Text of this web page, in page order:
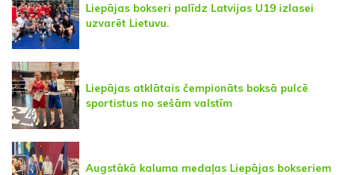
Liepājas bokseri palīdz Latvijas U19 izlasei
uzvarēt Lietuvu.
Liepājas atklātais čempionāts boksā pulcē
sportistus no sešām valstīm
Augstākā kaluma medaļas Liepājas bokseriem